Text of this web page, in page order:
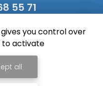
55 71
message
you control over
to activate
all